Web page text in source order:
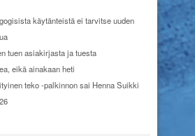
käytänteistä ei tarvitse uuden
tuen asiakirjasta ja tuesta
eikä ainakaan heti
teko -palkinnon sai Henna Suikki